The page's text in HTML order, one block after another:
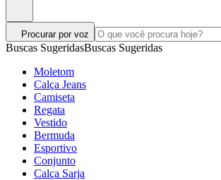
Procurar por voz
Buscas SugeridasBuscas Sugeridas
Moletom
Calça Jeans
Camiseta
Regata
Vestido
Bermuda
Esportivo
Conjunto
Calça Sarja